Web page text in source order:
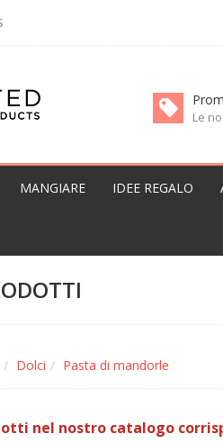
Le
MANGIARE IDEE REGALO
Dolci Pasta di mandorle
nel nostro catalogo